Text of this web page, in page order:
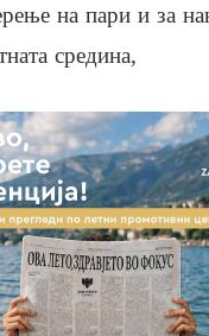
на пари и за
средина,